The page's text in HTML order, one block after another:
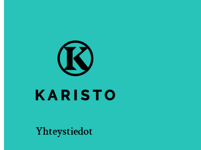
Yhteystiedot